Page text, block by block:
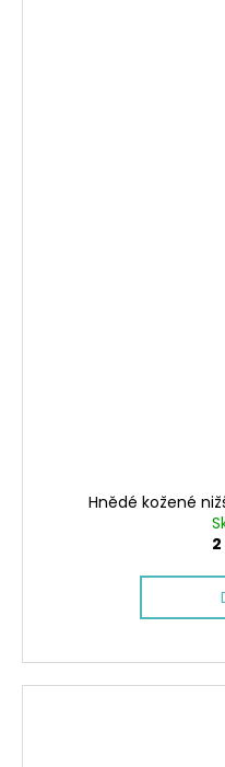
Hnědé kožené